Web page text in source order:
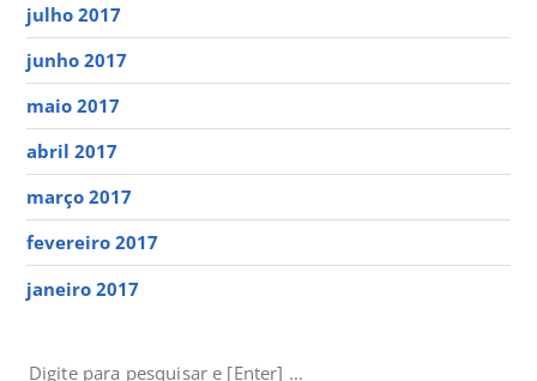
julho 2017
junho 2017
maio 2017
abril 2017
março 2017
fevereiro 2017
janeiro 2017
PESQUISAR